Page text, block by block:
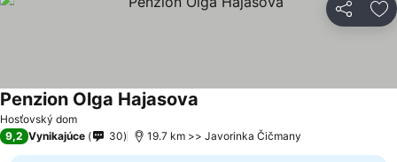
Zdieľať
Hosťovský dom
Penzion Olga Hajasova
9,2 Vynikajúce 30 19.7 km >> Javorinka Čičmany